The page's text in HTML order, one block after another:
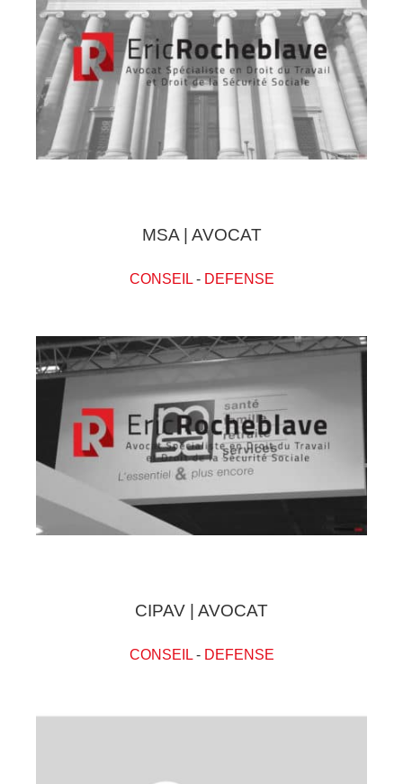
MSA | AVOCAT
CONSEIL- DEFENSE
CIPAV | AVOCAT
CONSEIL- DEFENSE